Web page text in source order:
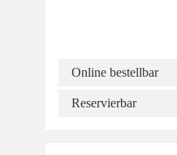
Online bestellbar
Reservierbar